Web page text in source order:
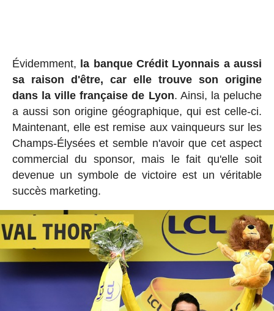
Évidemment, la banque Crédit Lyonnais a aussi
sa raison d'être, car elle trouve son origine
dans la ville française de Lyon. Ainsi, la peluche
a aussi son origine géographique, qui est celle-ci.
Maintenant, elle est remise aux vainqueurs sur les
Champs-Élysées et semble n'avoir que cet aspect
commercial du sponsor, mais le fait qu'elle soit
devenue un symbole de victoire est un véritable
succès marketing.